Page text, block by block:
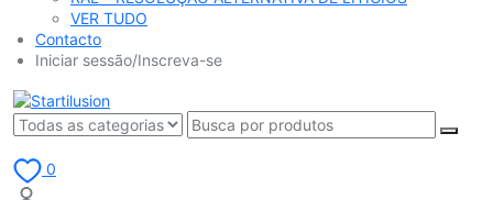
VER TUDO
Contacto
Iniciar sessão/Inscreva-se
0